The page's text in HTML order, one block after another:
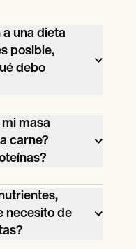
una dieta
posible,
debo
poco a
No tiene
Añada un
y los
medida que
hasta que
frutas y
masa
carne?
en
como el
Añada
necesito de